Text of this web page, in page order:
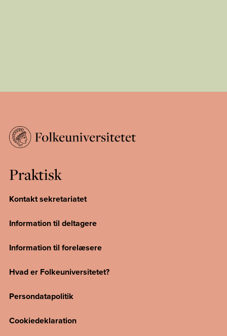
Praktisk
Kontakt sekretariatet
Information til deltagere
Information til forelæsere
Hvad er Folkeuniversitetet?
Persondatapolitik
Cookiedeklaration